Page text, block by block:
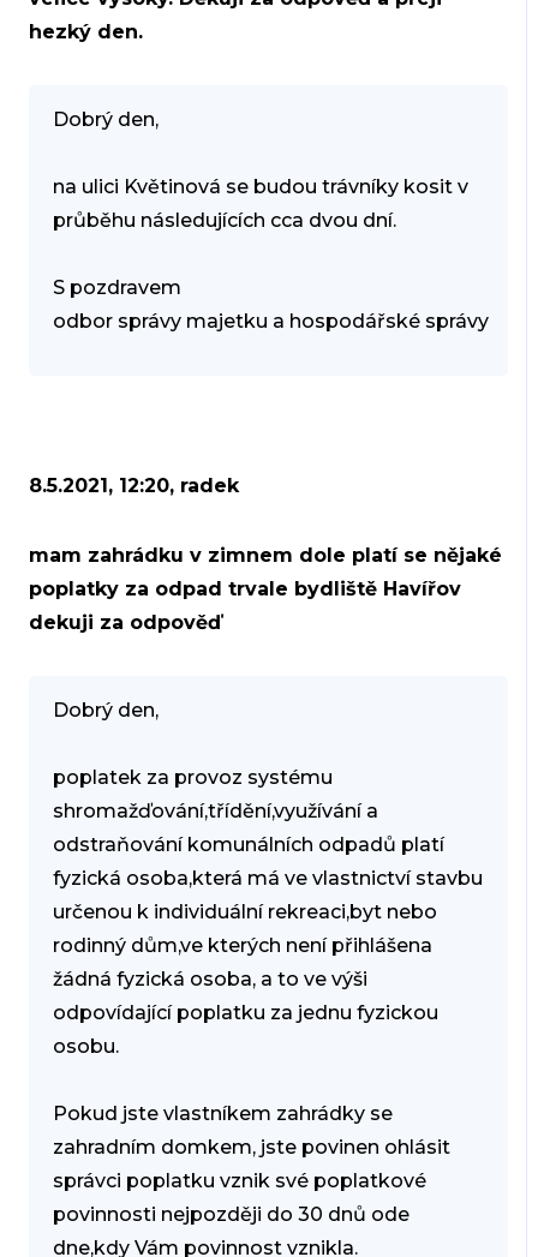
hezký den.
Dobrý den,
na ulici Květinová se budou trávníky kosit v
průběhu následujících cca dvou dní.
S pozdravem
odbor správy majetku a hospodářské správy
8.5.2021, 12:20, radek
mam zahrádku v zimnem dole platí se nějaké
poplatky za odpad trvale bydliště Havířov
dekuji za odpověď
Dobrý den,
poplatek za provoz systému
shromažďování,třídění,využívání a
odstraňování komunálních odpadů platí
fyzická osoba,která má ve vlastnictví stavbu
určenou k individuální rekreaci,byt nebo
rodinný dům,ve kterých není přihlášena
žádná fyzická osoba, a to ve výši
odpovídající poplatku za jednu fyzickou
osobu.
Pokud jste vlastníkem zahrádky se
zahradním domkem, jste povinen ohlásit
správci poplatku vznik své poplatkové
povinnosti nejpozději do 30 dnů ode
dne,kdy Vám povinnost vznikla.